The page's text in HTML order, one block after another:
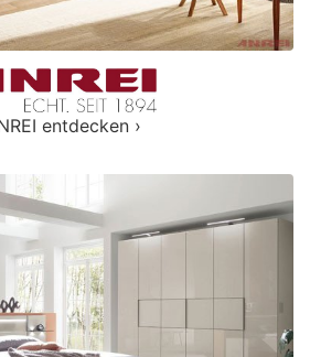
entdecken ›